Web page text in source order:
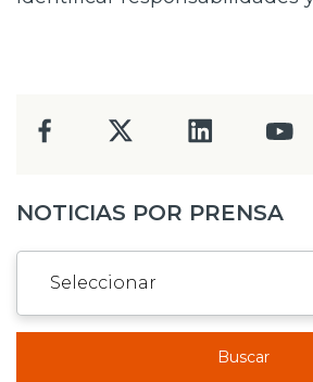
NOTICIAS POR PRENSA
Buscar